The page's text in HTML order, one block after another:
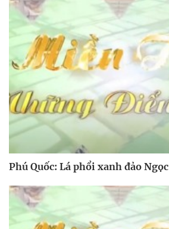
Phú Quốc: Lá phổi xanh đảo Ngọc